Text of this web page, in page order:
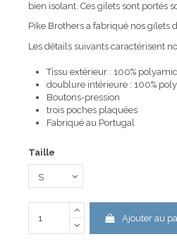
bien isolant. Ces gilets sont portés
Pike Brothers a fabriqué nos gilets
Les détails suivants caractérisent
Tissu extérieur : 100%
doublure intérieure : 100%
Boutons-pression
trois poches plaquées
Fabriqué au Portugal
Taille
Ajouter au